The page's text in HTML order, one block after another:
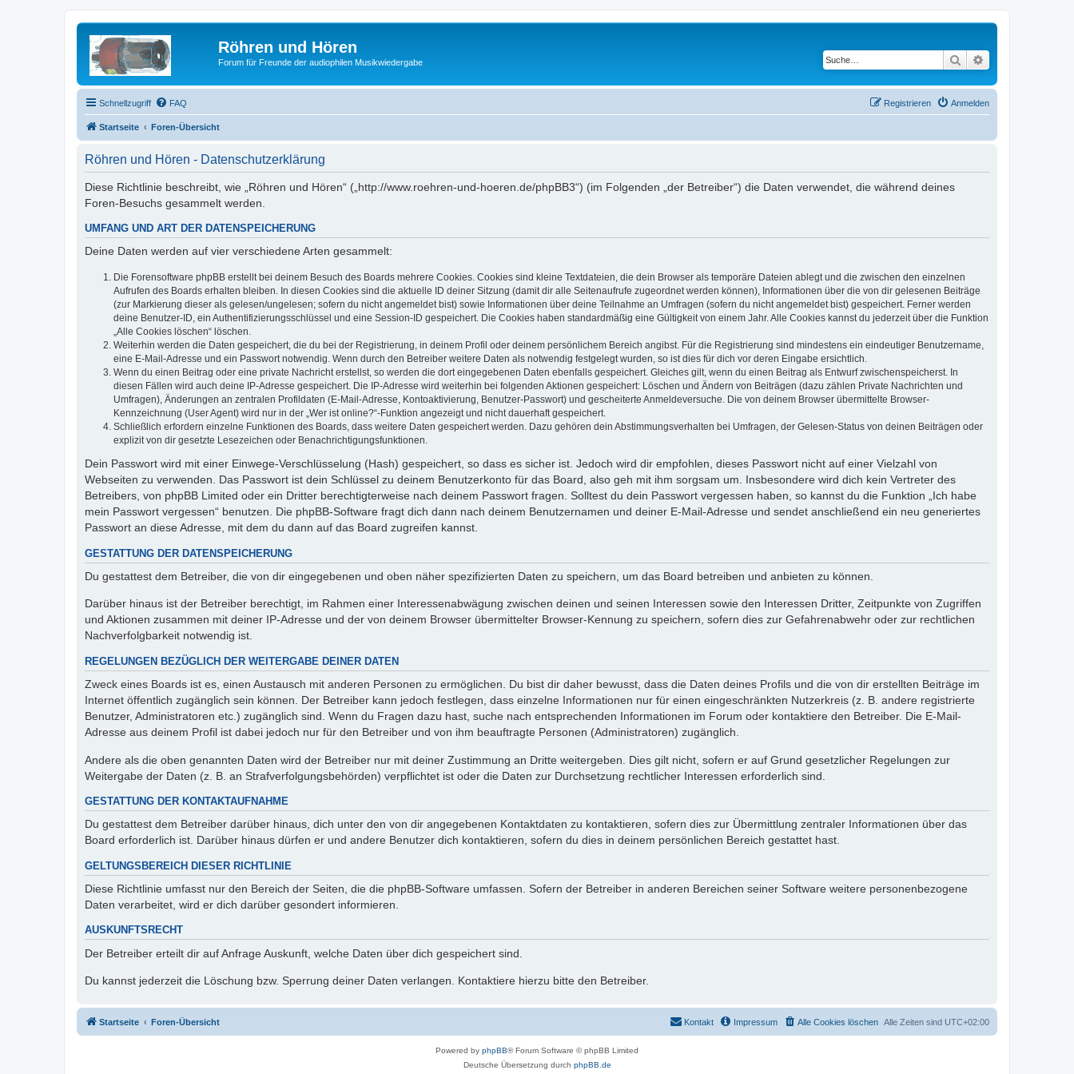
Röhren und Hören
Forum für Freunde der audiophilen Musikwiedergabe Suche
Schnellzugriff FAQ Anmelden
Registrieren
Startseite Foren-Übersicht
Röhren und Hören - Datenschutzerklärung
Diese Richtlinie beschreibt, wie „Röhren und Hören“ („http://www.roehren-und-hoeren.de/phpBB3“) (im Folgenden „der Betreiber“) die Daten verwendet, die während deines
Foren-Besuchs gesammelt werden.
UMFANG UND ART DER DATENSPEICHERUNG
Deine Daten werden auf vier verschiedene Arten gesammelt:
Die Forensoftware phpBB erstellt bei deinem Besuch des Boards mehrere Cookies. Cookies sind kleine Textdateien, die dein Browser als temporäre Dateien ablegt und die zwischen den einzelnen
Aufrufen des Boards erhalten bleiben. In diesen Cookies sind die aktuelle ID deiner Sitzung (damit dir alle Seitenaufrufe zugeordnet werden können), Informationen über die von dir gelesenen Beiträge
(zur Markierung dieser als gelesen/ungelesen; sofern du nicht angemeldet bist) sowie Informationen über deine Teilnahme an Umfragen (sofern du nicht angemeldet bist) gespeichert. Ferner werden
deine Benutzer-ID, ein Authentifizierungsschlüssel und eine Session-ID gespeichert. Die Cookies haben standardmäßig eine Gültigkeit von einem Jahr. Alle Cookies kannst du jederzeit über die Funktion
„Alle Cookies löschen“ löschen.
Weiterhin werden die Daten gespeichert, die du bei der Registrierung, in deinem Profil oder deinem persönlichem Bereich angibst. Für die Registrierung sind mindestens ein eindeutiger Benutzername,
eine E-Mail-Adresse und ein Passwort notwendig. Wenn durch den Betreiber weitere Daten als notwendig festgelegt wurden, so ist dies für dich vor deren Eingabe ersichtlich.
Wenn du einen Beitrag oder eine private Nachricht erstellst, so werden die dort eingegebenen Daten ebenfalls gespeichert. Gleiches gilt, wenn du einen Beitrag als Entwurf zwischenspeicherst. In
diesen Fällen wird auch deine IP-Adresse gespeichert. Die IP-Adresse wird weiterhin bei folgenden Aktionen gespeichert: Löschen und Ändern von Beiträgen (dazu zählen Private Nachrichten und
Umfragen), Änderungen an zentralen Profildaten (E-Mail-Adresse, Kontoaktivierung, Benutzer-Passwort) und gescheiterte Anmeldeversuche. Die von deinem Browser übermittelte Browser-
Kennzeichnung (User Agent) wird nur in der „Wer ist online?“-Funktion angezeigt und nicht dauerhaft gespeichert.
Schließlich erfordern einzelne Funktionen des Boards, dass weitere Daten gespeichert werden. Dazu gehören dein Abstimmungsverhalten bei Umfragen, der Gelesen-Status von deinen Beiträgen oder
explizit von dir gesetzte Lesezeichen oder Benachrichtigungsfunktionen.
Dein Passwort wird mit einer Einwege-Verschlüsselung (Hash) gespeichert, so dass es sicher ist. Jedoch wird dir empfohlen, dieses Passwort nicht auf einer Vielzahl von
Webseiten zu verwenden. Das Passwort ist dein Schlüssel zu deinem Benutzerkonto für das Board, also geh mit ihm sorgsam um. Insbesondere wird dich kein Vertreter des
Betreibers, von phpBB Limited oder ein Dritter berechtigterweise nach deinem Passwort fragen. Solltest du dein Passwort vergessen haben, so kannst du die Funktion „Ich habe
mein Passwort vergessen“ benutzen. Die phpBB-Software fragt dich dann nach deinem Benutzernamen und deiner E-Mail-Adresse und sendet anschließend ein neu generiertes
Passwort an diese Adresse, mit dem du dann auf das Board zugreifen kannst.
GESTATTUNG DER DATENSPEICHERUNG
Du gestattest dem Betreiber, die von dir eingegebenen und oben näher spezifizierten Daten zu speichern, um das Board betreiben und anbieten zu können.
Darüber hinaus ist der Betreiber berechtigt, im Rahmen einer Interessenabwägung zwischen deinen und seinen Interessen sowie den Interessen Dritter, Zeitpunkte von Zugriffen
und Aktionen zusammen mit deiner IP-Adresse und der von deinem Browser übermittelter Browser-Kennung zu speichern, sofern dies zur Gefahrenabwehr oder zur rechtlichen
Nachverfolgbarkeit notwendig ist.
REGELUNGEN BEZÜGLICH DER WEITERGABE DEINER DATEN
Zweck eines Boards ist es, einen Austausch mit anderen Personen zu ermöglichen. Du bist dir daher bewusst, dass die Daten deines Profils und die von dir erstellten Beiträge im
Internet öffentlich zugänglich sein können. Der Betreiber kann jedoch festlegen, dass einzelne Informationen nur für einen eingeschränkten Nutzerkreis (z. B. andere registrierte
Benutzer, Administratoren etc.) zugänglich sind. Wenn du Fragen dazu hast, suche nach entsprechenden Informationen im Forum oder kontaktiere den Betreiber. Die E-Mail-
Adresse aus deinem Profil ist dabei jedoch nur für den Betreiber und von ihm beauftragte Personen (Administratoren) zugänglich.
Andere als die oben genannten Daten wird der Betreiber nur mit deiner Zustimmung an Dritte weitergeben. Dies gilt nicht, sofern er auf Grund gesetzlicher Regelungen zur
Weitergabe der Daten (z. B. an Strafverfolgungsbehörden) verpflichtet ist oder die Daten zur Durchsetzung rechtlicher Interessen erforderlich sind.
GESTATTUNG DER KONTAKTAUFNAHME
Du gestattest dem Betreiber darüber hinaus, dich unter den von dir angegebenen Kontaktdaten zu kontaktieren, sofern dies zur Übermittlung zentraler Informationen über das
Board erforderlich ist. Darüber hinaus dürfen er und andere Benutzer dich kontaktieren, sofern du dies in deinem persönlichen Bereich gestattet hast.
GELTUNGSBEREICH DIESER RICHTLINIE
Diese Richtlinie umfasst nur den Bereich der Seiten, die die phpBB-Software umfassen. Sofern der Betreiber in anderen Bereichen seiner Software weitere personenbezogene
Daten verarbeitet, wird er dich darüber gesondert informieren.
AUSKUNFTSRECHT
Der Betreiber erteilt dir auf Anfrage Auskunft, welche Daten über dich gespeichert sind.
Du kannst jederzeit die Löschung bzw. Sperrung deiner Daten verlangen. Kontaktiere hierzu bitte den Betreiber.
Startseite Foren-Übersicht Alle Zeiten sind UTC+02:00
Alle Cookies löschen
Impressum
Kontakt
Powered by phpBB® Forum Software © phpBB Limited
Deutsche Übersetzung durch phpBB.de